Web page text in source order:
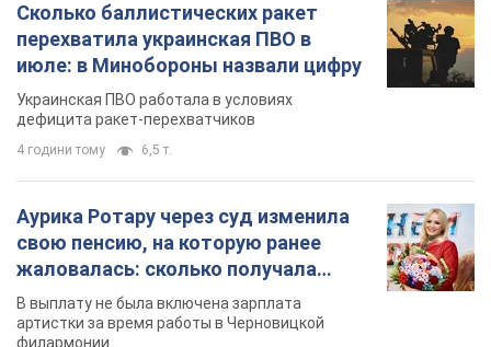
Сколько баллистических ракет
перехватила украинская ПВО в
июле: в Минобороны назвали цифру
Украинская ПВО работала в условиях
дефицита ракет-перехватчиков
4 години тому 6,5 т.
Аурика Ротару через суд изменила
свою пенсию, на которую ранее
жаловалась: сколько получала
певица
В выплату не была включена зарплата
артистки за время работы в Черновицкой
филармонии